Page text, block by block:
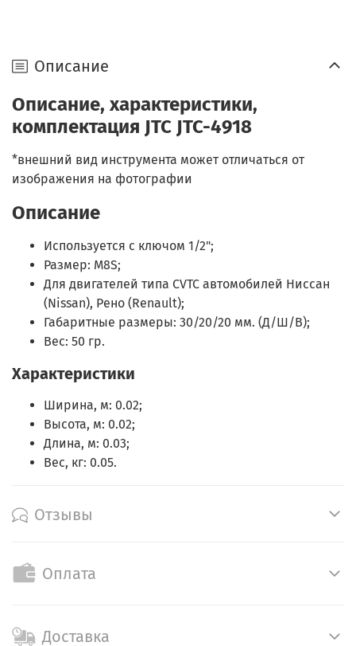
Описание
Описание, характеристики,
комплектация JTC JTC-4918
*внешний вид инструмента может отличаться от
изображения на фотографии
Описание
Используется с ключом 1/2";
Размер: M8S;
Для двигателей типа CVTC автомобилей Ниссан
(Nissan), Рено (Renault);
Габаритные размеры: 30/20/20 мм. (Д/Ш/В);
Вес: 50 гр.
Характеристики
Ширина, м: 0.02;
Высота, м: 0.02;
Длина, м: 0.03;
Вес, кг: 0.05.
Отзывы
Оплата
Доставка